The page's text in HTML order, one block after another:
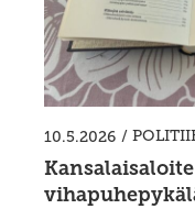
10.5.2026 /